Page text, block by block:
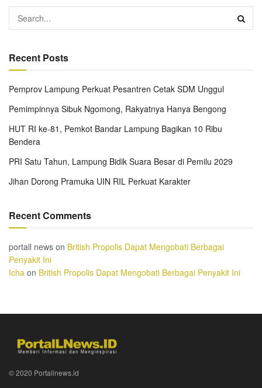
Recent Posts
Pemprov Lampung Perkuat Pesantren Cetak SDM Unggul
Pemimpinnya Sibuk Ngomong, Rakyatnya Hanya Bengong
HUT RI ke-81, Pemkot Bandar Lampung Bagikan 10 Ribu
Bendera
PRI Satu Tahun, Lampung Bidik Suara Besar di Pemilu 2029
Jihan Dorong Pramuka UIN RIL Perkuat Karakter
Recent Comments
portall news on British Propolis Dapat Mengobati Berbagai
Penyakit Ini
Icha on British Propolis Dapat Mengobati Berbagai Penyakit Ini
© 2020 Portallnews.id